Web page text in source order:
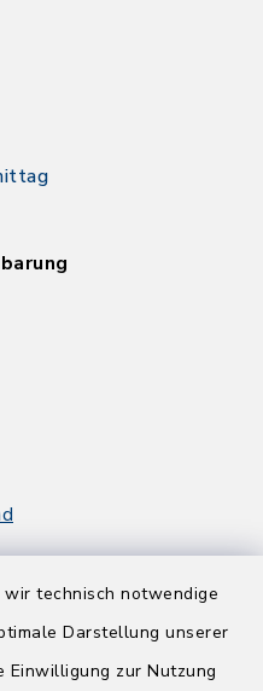
technisch notwendige
Darstellung unserer
Einwilligung zur Nutzung